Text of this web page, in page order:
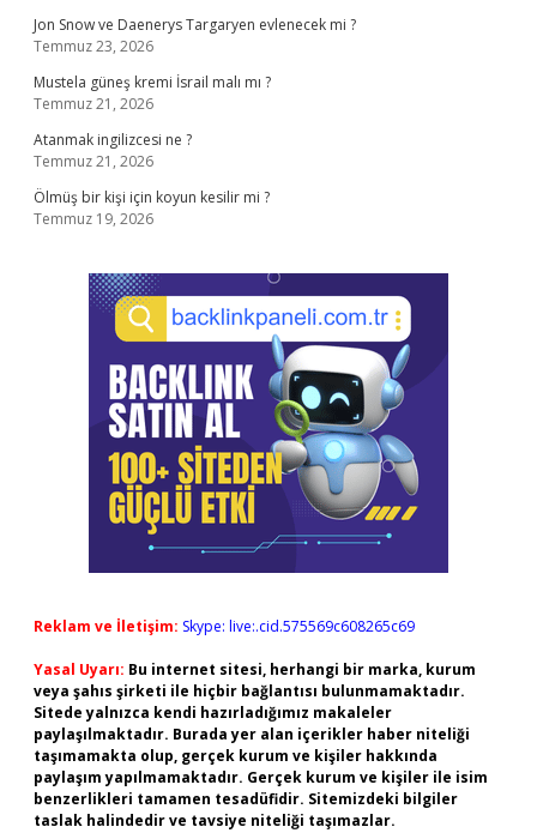
Jon Snow ve Daenerys Targaryen evlenecek mi ?
Temmuz 23, 2026
Mustela güneş kremi İsrail malı mı ?
Temmuz 21, 2026
Atanmak ingilizcesi ne ?
Temmuz 21, 2026
Ölmüş bir kişi için koyun kesilir mi ?
Temmuz 19, 2026
Reklam ve İletişim: Skype: live:.cid.575569c608265c69
Yasal Uyarı: Bu internet sitesi, herhangi bir marka, kurum
veya şahıs şirketi ile hiçbir bağlantısı bulunmamaktadır.
Sitede yalnızca kendi hazırladığımız makaleler
paylaşılmaktadır. Burada yer alan içerikler haber niteliği
taşımamakta olup, gerçek kurum ve kişiler hakkında
paylaşım yapılmamaktadır. Gerçek kurum ve kişiler ile isim
benzerlikleri tamamen tesadüfidir. Sitemizdeki bilgiler
taslak halindedir ve tavsiye niteliği taşımazlar.